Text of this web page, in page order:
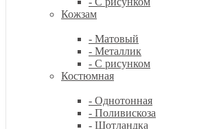
Кожзам
- Матовый
- Металлик
- С рисунком
Костюмная
- Однотонная
- Поливискоза
- Шотландка